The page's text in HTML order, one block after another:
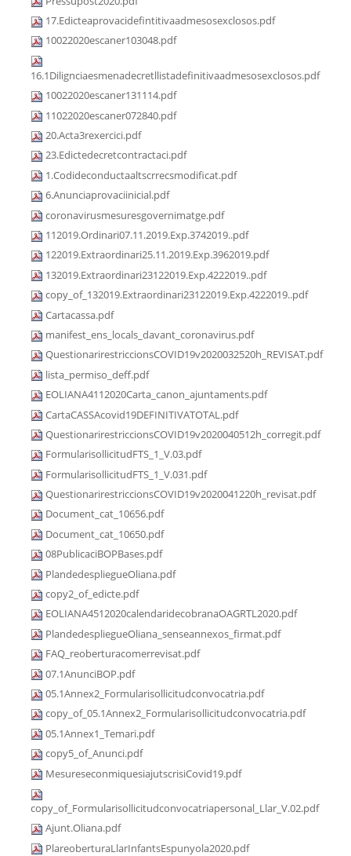
17.Edicteaprovacidefintitivaadmesosexclosos.pdf
10022020escaner103048.pdf
16.1Dilignciaesmenadecretllistadefinitivaadmesosexclosos.pdf
10022020escaner131114.pdf
11022020escaner072840.pdf
20.Acta3rexercici.pdf
23.Edictedecretcontractaci.pdf
1.Codideconductaaltscrrecsmodificat.pdf
6.Anunciaprovaciinicial.pdf
coronavirusmesuresgovernimatge.pdf
112019.Ordinari07.11.2019.Exp.3742019..pdf
122019.Extraordinari25.11.2019.Exp.3962019.pdf
132019.Extraordinari23122019.Exp.4222019..pdf
copy_of_132019.Extraordinari23122019.Exp.4222019..pdf
Cartacassa.pdf
manifest_ens_locals_davant_coronavirus.pdf
QuestionarirestriccionsCOVID19v2020032520h_REVISAT.pdf
lista_permiso_deff.pdf
EOLIANA4112020Carta_canon_ajuntaments.pdf
CartaCASSAcovid19DEFINITIVATOTAL.pdf
QuestionarirestriccionsCOVID19v2020040512h_corregit.pdf
FormularisollicitudFTS_1_V.03.pdf
FormularisollicitudFTS_1_V.031.pdf
QuestionarirestriccionsCOVID19v2020041220h_revisat.pdf
Document_cat_10656.pdf
Document_cat_10650.pdf
08PublicaciBOPBases.pdf
PlandedespliegueOliana.pdf
copy2_of_edicte.pdf
EOLIANA4512020calendaridecobranaOAGRTL2020.pdf
PlandedespliegueOliana_senseannexos_firmat.pdf
FAQ_reoberturacomerrevisat.pdf
07.1AnunciBOP.pdf
05.1Annex2_Formularisollicitudconvocatria.pdf
copy_of_05.1Annex2_Formularisollicitudconvocatria.pdf
05.1Annex1_Temari.pdf
copy5_of_Anunci.pdf
MesureseconmiquesiajutscrisiCovid19.pdf
copy_of_Formularisollicitudconvocatriapersonal_Llar_V.02.pdf
Ajunt.Oliana.pdf
PlareoberturaLlarInfantsEspunyola2020.pdf